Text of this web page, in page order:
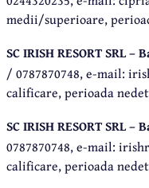
medii/superioare,
SC IRISH RESORT SRL –
/ 0787870748, e-mail:
calificare, perioada
SC IRISH RESORT SRL –
0787870748, e-mail:
calificare, perioada